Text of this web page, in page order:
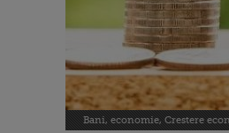
Bani, economie, Crestere